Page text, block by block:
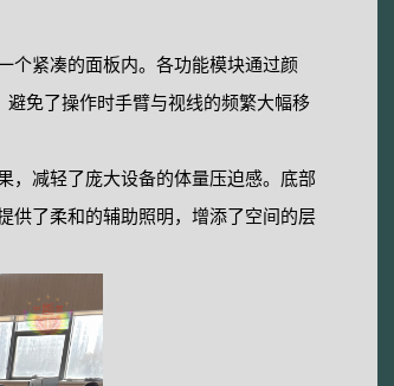
个紧凑的面板内。各功能模块通过颜
免了操作时手臂与视线的频繁大幅移
，减轻了庞大设备的体量压迫感。底部
供了柔和的辅助照明，增添了空间的层